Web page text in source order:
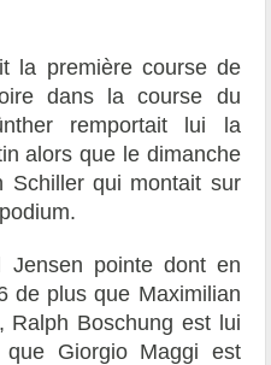
la première course de
dans la course du
remportait lui la
alors que le dimanche
Schiller qui montait sur
Jensen pointe dont en
de plus que Maximilian
Ralph Boschung est lui
Giorgio Maggi est